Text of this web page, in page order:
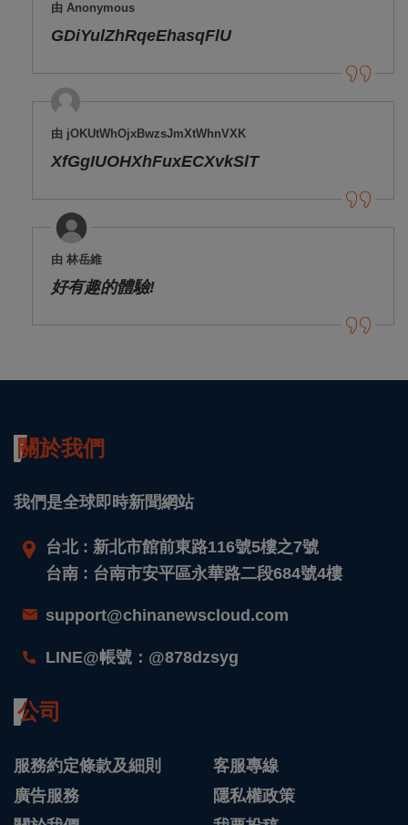
由 Anonymous
GDiYulZhRqeEhasqFlU
由 jOKUtWhOjxBwzsJmXtWhnVXK
XfGgIUOHXhFuxECXvkSlT
由 林岳維
好有趣的體驗!
關於我們
我們是全球即時新聞網站
台北 : 新北市館前東路116號5樓之7號
台南 : 台南市安平區永華路二段684號4樓
support@chinanewscloud.com
LINE@帳號：@878dzsyg
公司
服務約定條款及細則
客服專線
廣告服務
隱私權政策